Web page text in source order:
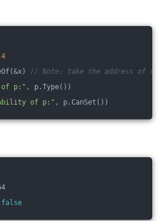
// Note: take the address of x.
of p:" , p.Type())
of p:" , p.CanSet())
false